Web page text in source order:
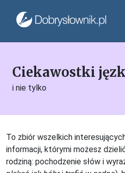
Ciekawostki
i nie tylko
To zbiór wszelkich
informacji, którymi możesz
rodziną: pochodzenie słów i